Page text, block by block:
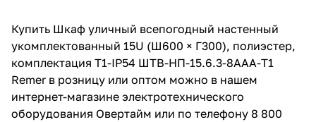
Купить Шкаф уличный всепогодный настенный
укомплектованный 15U (Ш600 × Г300), полиэстер,
комплектация T1-IP54 ШТВ-НП-15.6.3-8ААА-Т1
Remer в розницу или оптом можно в нашем
интернет-магазине электротехнического
оборудования Овертайм или по телефону 8 800